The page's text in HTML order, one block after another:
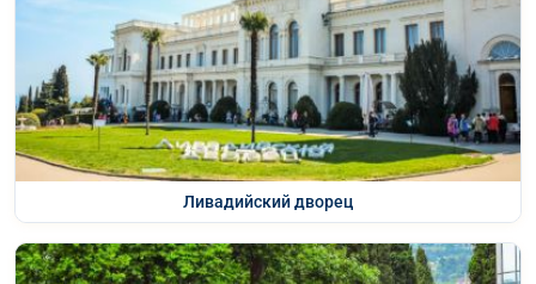
Ливадийский дворец